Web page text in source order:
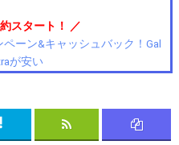
スタート！ ／
ーン&キャッシュバック！Gal
が安い